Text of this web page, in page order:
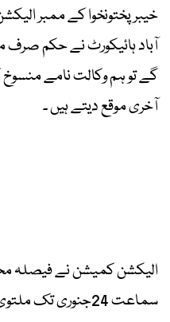
خیبر پختونخوا کے ممبر
آباد ہائیکورٹ نے حکم
گے تو ہم وکالت نامے
آخری موقع دیتے ہیں ۔
الیکشن کمیشن نے فیصلہ
سماعت 24جنوری تک ملتوی کردی۔